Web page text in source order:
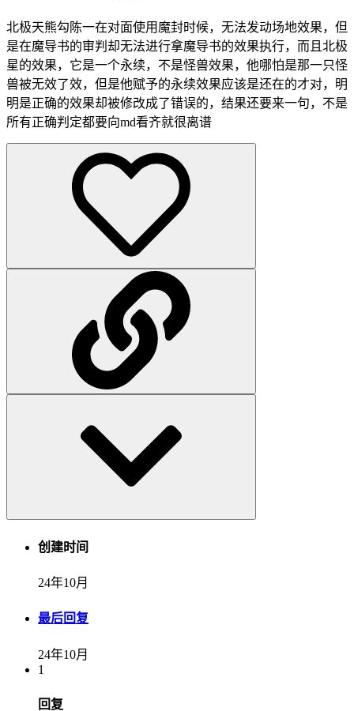
北极天熊勾陈一在对面使用魔封时候，无法发动场地效果，但
是在魔导书的审判却无法进行拿魔导书的效果执行，而且北极
星的效果，它是一个永续，不是怪兽效果，他哪怕是那一只怪
兽被无效了效，但是他赋予的永续效果应该是还在的才对，明
明是正确的效果却被修改成了错误的，结果还要来一句，不是
所有正确判定都要向md看齐就很离谱
创建时间
24年10月
最后回复
24年10月
1
回复